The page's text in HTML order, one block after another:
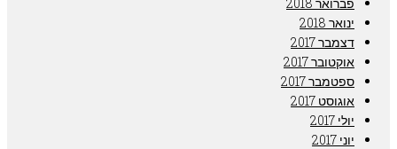
ינואר 2018
דצמבר 2017
אוקטובר 2017
ספטמבר 2017
אוגוסט 2017
יולי 2017
יוני 2017